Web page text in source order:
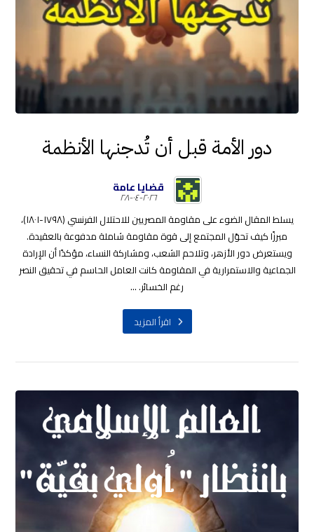
دور الأمة قبل أن تُدجنها الأنظمة
قضايا عامة
٢٠٢٦-٠٤-٢٨
يسلط المقال الضوء على مقاومة المصريين للاحتلال الفرنسي (١٧٩٨-١٨٠١)،
مبرزًا كيف تحوّل المجتمع إلى قوة مقاومة شاملة مدفوعة بالعقيدة.
ويستعرض دور الأزهر، وتلاحم الشعب، ومشاركة النساء، مؤكدًا أن الإرادة
الجماعية والاستمرارية في المقاومة كانت العامل الحاسم في تحقيق النصر
رغم الخسائر. ...
اقرأ المزيد